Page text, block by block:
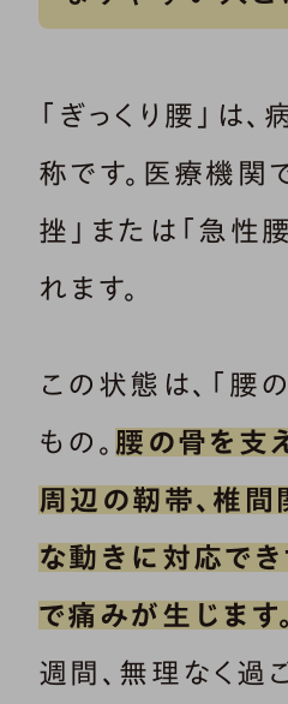
「ぎっくり腰」は
称です。医療機関
挫」または「急性
れます。
この状態は、「腰
もの。 腰の骨を支
周辺の靭帯、椎間
な動きに対応でき
で痛みが生じます。
週間、無理なく過